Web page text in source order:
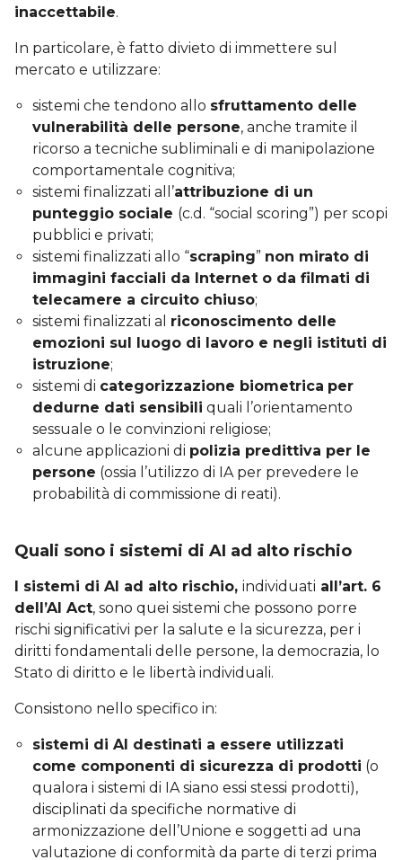
inaccettabile.
In particolare, è fatto divieto di immettere sul
mercato e utilizzare:
sistemi che tendono allo sfruttamento delle
vulnerabilità delle persone, anche tramite il
ricorso a tecniche subliminali e di manipolazione
comportamentale cognitiva;
sistemi finalizzati all’attribuzione di un
punteggio sociale (c.d. “social scoring”) per scopi
pubblici e privati;
sistemi finalizzati allo “scraping” non mirato di
immagini facciali da Internet o da filmati di
telecamere a circuito chiuso;
sistemi finalizzati al riconoscimento delle
emozioni sul luogo di lavoro e negli istituti di
istruzione;
sistemi di categorizzazione biometrica per
dedurne dati sensibili quali l’orientamento
sessuale o le convinzioni religiose;
alcune applicazioni di polizia predittiva per le
persone (ossia l’utilizzo di IA per prevedere le
probabilità di commissione di reati).
Quali sono i sistemi di AI ad alto rischio
I sistemi di AI ad alto rischio, individuati all’art. 6
dell’AI Act, sono quei sistemi che possono porre
rischi significativi per la salute e la sicurezza, per i
diritti fondamentali delle persone, la democrazia, lo
Stato di diritto e le libertà individuali.
Consistono nello specifico in:
sistemi di AI destinati a essere utilizzati
come componenti di sicurezza di prodotti (o
qualora i sistemi di IA siano essi stessi prodotti),
disciplinati da specifiche normative di
armonizzazione dell’Unione e soggetti ad una
valutazione di conformità da parte di terzi prima